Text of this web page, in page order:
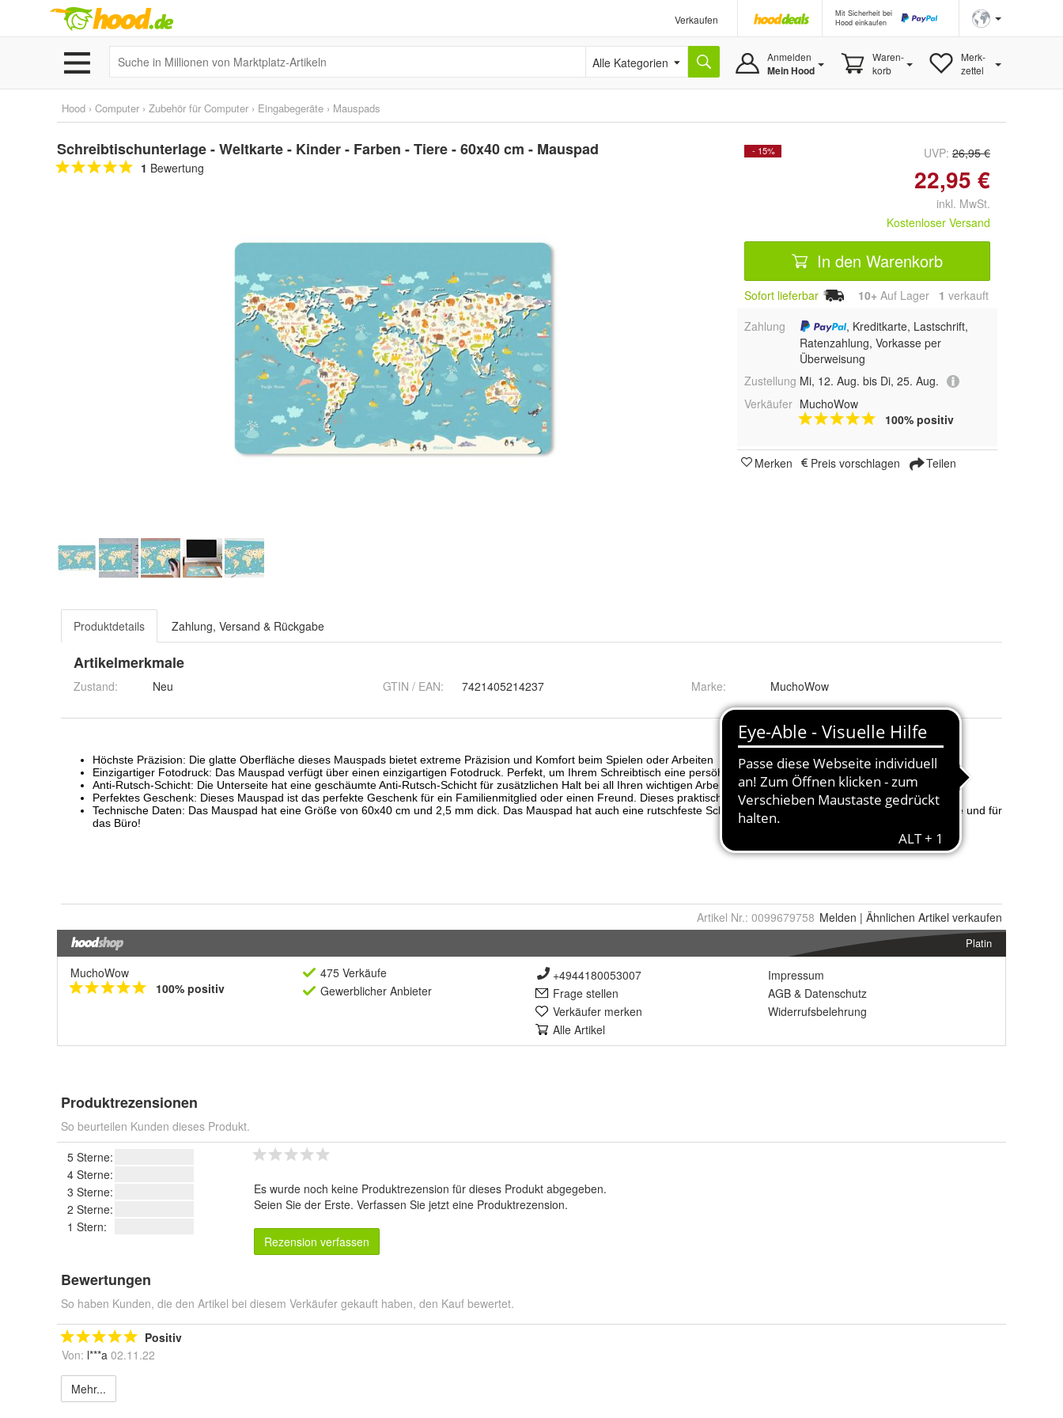
Verkaufen
Mit Sicherheit bei
Hood einkaufen
Alle Kategorien Anmelden
Mein Hood
Waren-
korb
Merk-
zettel
Hood › Computer › Zubehör für Computer › Eingabegeräte › Mauspads
Schreibtischunterlage - Weltkarte - Kinder - Farben - Tiere - 60x40 cm - Mauspad
1 Bewertung
- 15% UVP: 26,95 €
22,95 €
inkl. MwSt.
Kostenloser Versand
In den Warenkorb
Sofort lieferbar 10+ Auf Lager 1 verkauft
Zahlung
, Kreditkarte, Lastschrift,
Ratenzahlung, Vorkasse per
Überweisung
Zustellung Mi, 12. Aug. bis Di, 25. Aug.
Verkäufer MuchoWow
100% positiv
Merken Preis vorschlagen Teilen
Produktdetails Zahlung, Versand & Rückgabe
Artikelmerkmale
Zustand: Neu GTIN / EAN: 7421405214237 Marke: MuchoWow
Artikel Nr.: 0099679758 Melden | Ähnlichen Artikel verkaufen
Platin
MuchoWow
100% positiv
475 Verkäufe
Gewerblicher Anbieter
+4944180053007
Frage stellen
Verkäufer merken
Alle Artikel
Impressum
AGB & Datenschutz
Widerrufsbelehrung
Produktrezensionen
So beurteilen Kunden dieses Produkt.
5 Sterne:
4 Sterne:
3 Sterne:
2 Sterne:
1 Stern:
Es wurde noch keine Produktrezension für dieses Produkt abgegeben.
Seien Sie der Erste. Verfassen Sie jetzt eine Produktrezension.
Rezension verfassen
Bewertungen
So haben Kunden, die den Artikel bei diesem Verkäufer gekauft haben, den Kauf bewertet.
Positiv
Von: l***a 02.11.22
Mehr...